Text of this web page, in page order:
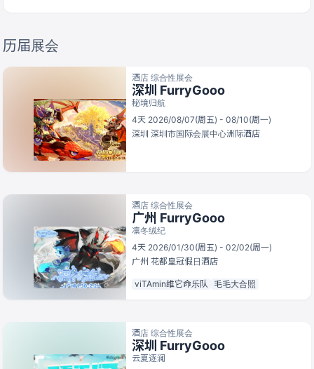
历届展会
酒店 综合性展会
深圳 FurryGooo
秘境归航
4天 2026/08/07(周五) - 08/10(周一)
深圳 深圳市国际会展中心洲际酒店
酒店 综合性展会
广州 FurryGooo
凛冬绒纪
4天 2026/01/30(周五) - 02/02(周一)
广州 花都皇冠假日酒店
viTAmin维它命乐队 毛毛大合照
酒店 综合性展会
深圳 FurryGooo
云夏逐澜